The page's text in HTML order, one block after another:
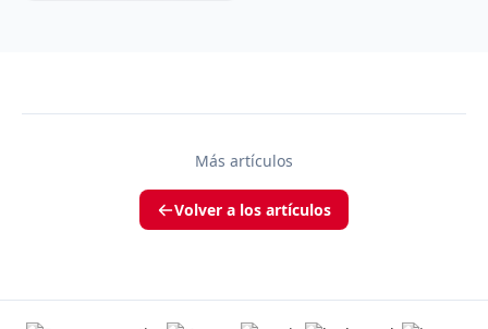
Más artículos
Volver a los artículos